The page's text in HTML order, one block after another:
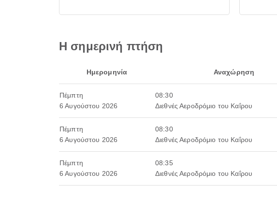
Η σημερινή πτήση
Ημερομηνία Αναχώρηση
Πέμπτη
6 Αυγούστου 2026
08:30
Διεθνές Αεροδρόμιο του Καΐρου
Πέμπτη
6 Αυγούστου 2026
08:30
Διεθνές Αεροδρόμιο του Καΐρου
Πέμπτη
6 Αυγούστου 2026
08:35
Διεθνές Αεροδρόμιο του Καΐρου